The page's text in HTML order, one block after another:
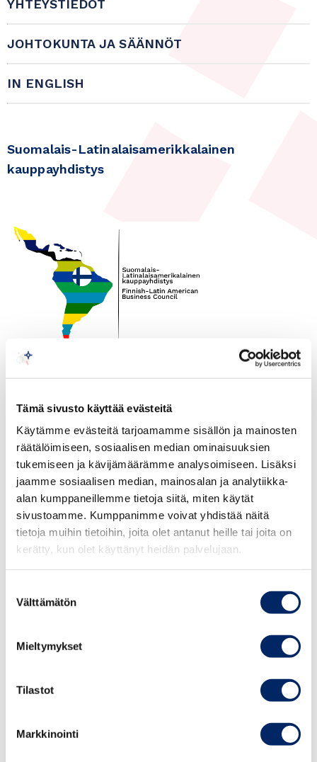
Tämä sivusto käyttää evästeitä
Käytämme evästeitä tarjoamamme sisällön ja mainosten
räätälöimiseen, sosiaalisen median ominaisuuksien
tukemiseen ja kävijämäärämme analysoimiseen. Lisäksi
jaamme sosiaalisen median, mainosalan ja analytiikka-
alan kumppaneillemme tietoja siitä, miten käytät
sivustoamme. Kumppanimme voivat yhdistää näitä
tietoja muihin tietoihin, joita olet antanut heille tai joita on
kerätty, kun olet käyttänyt heidän palvelujaan.
valinta
Välttämätön
Mieltymykset
Tilastot
Markkinointi
YHTEYSTIEDOT
JOHTOKUNTA JA SÄÄNNÖT
IN ENGLISH
Suomalais-Latinalaisamerikkalainen
kauppayhdistys
14.03.2017
Latinalainen Amerikka
Suomen Asiainhoitaja
Kolumbiassa Hannu Ripatti
Esittelee
Liiketoimintamahdollisuuksia
Yrityksille, 14.3, Helsinki
ulkoministeriön ja Suomalais-
Latinalaisamerikkalaisen kauppayhdistyksen
Paikka Marskin Sali, WTC Helsinki,